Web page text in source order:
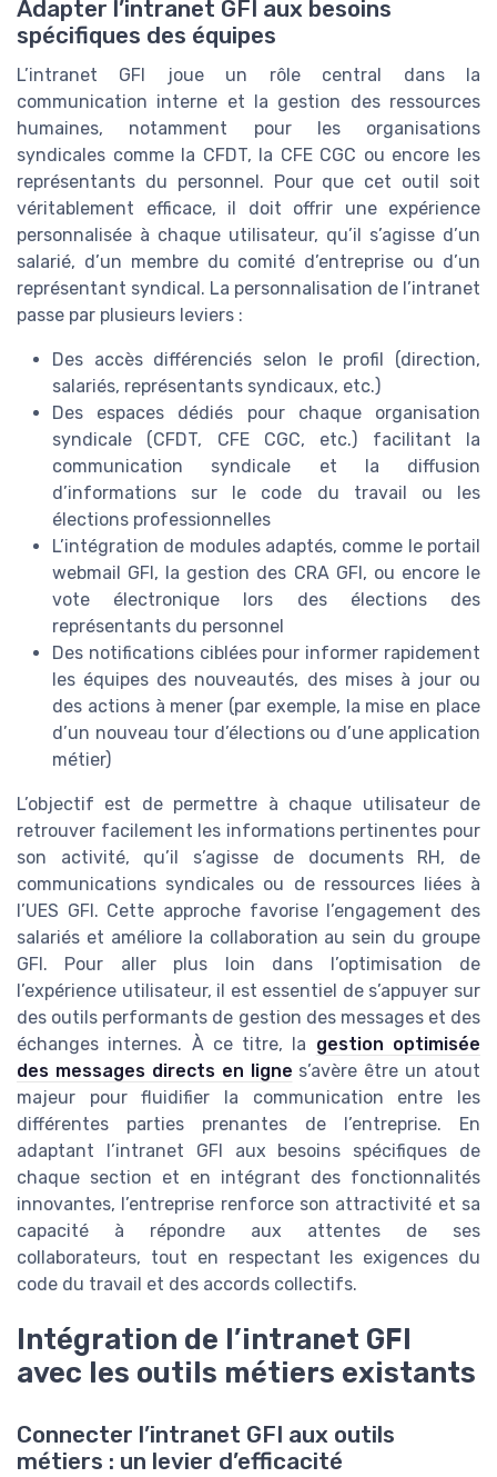
Adapter l’intranet GFI aux besoins
spécifiques des équipes
L’intranet GFI joue un rôle central dans la
communication interne et la gestion des ressources
humaines, notamment pour les organisations
syndicales comme la CFDT, la CFE CGC ou encore les
représentants du personnel. Pour que cet outil soit
véritablement efficace, il doit offrir une expérience
personnalisée à chaque utilisateur, qu’il s’agisse d’un
salarié, d’un membre du comité d’entreprise ou d’un
représentant syndical. La personnalisation de l’intranet
passe par plusieurs leviers :
Des accès différenciés selon le profil (direction,
salariés, représentants syndicaux, etc.)
Des espaces dédiés pour chaque organisation
syndicale (CFDT, CFE CGC, etc.) facilitant la
communication syndicale et la diffusion
d’informations sur le code du travail ou les
élections professionnelles
L’intégration de modules adaptés, comme le portail
webmail GFI, la gestion des CRA GFI, ou encore le
vote électronique lors des élections des
représentants du personnel
Des notifications ciblées pour informer rapidement
les équipes des nouveautés, des mises à jour ou
des actions à mener (par exemple, la mise en place
d’un nouveau tour d’élections ou d’une application
métier)
L’objectif est de permettre à chaque utilisateur de
retrouver facilement les informations pertinentes pour
son activité, qu’il s’agisse de documents RH, de
communications syndicales ou de ressources liées à
l’UES GFI. Cette approche favorise l’engagement des
salariés et améliore la collaboration au sein du groupe
GFI. Pour aller plus loin dans l’optimisation de
l’expérience utilisateur, il est essentiel de s’appuyer sur
des outils performants de gestion des messages et des
échanges internes. À ce titre, la gestion optimisée
des messages directs en ligne s’avère être un atout
majeur pour fluidifier la communication entre les
différentes parties prenantes de l’entreprise. En
adaptant l’intranet GFI aux besoins spécifiques de
chaque section et en intégrant des fonctionnalités
innovantes, l’entreprise renforce son attractivité et sa
capacité à répondre aux attentes de ses
collaborateurs, tout en respectant les exigences du
code du travail et des accords collectifs.
Intégration de l’intranet GFI
avec les outils métiers existants
Connecter l’intranet GFI aux outils
métiers : un levier d’efficacité